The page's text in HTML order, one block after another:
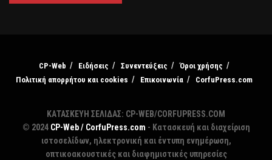
CP-Web Ειδήσεις Συνεντεύξεις
Όροι χρήσης
Πολιτική απορρήτου και cookies
Επικοινωνία CorfuPress.com
ΚΑΤΑΣΚΕΥΗ ΣΕΛΙΔΑΣ: CP-WEB/CORFUPRESS.COM
© 2024 CP-Web / CorfuPress.com - Κατασκευή και διαχείριση
ιστοσελίδων, ηλεκτρονική και έντυπη ενημέρωση,
οπτικοακουστικές και διαφημιστικές υπηρεσίες